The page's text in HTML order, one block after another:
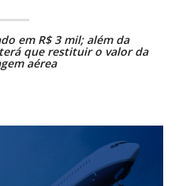
em R$ 3 mil; além da
que restituir o valor da
aérea